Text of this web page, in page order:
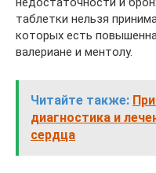
таблетки нельзя
которых есть
валериане и ментолу.
Читайте также:
диагностика и
сердца